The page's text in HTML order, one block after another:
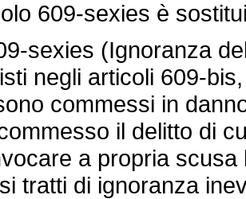
609-sexies è
sexies (Ignoranza
negli articoli 609-
commessi in
il delitto di
a propria
tratti di ignoranza